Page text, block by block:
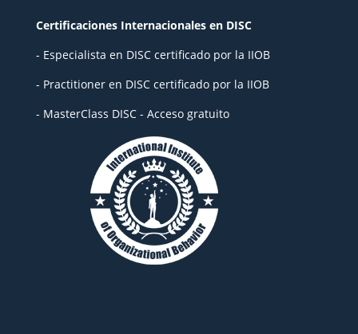
Certificaciones Internacionales en DISC
- Especialista en DISC certificado por la IIOB
- Practitioner en DISC certificado por la IIOB
- MasterClass DISC - Acceso gratuito